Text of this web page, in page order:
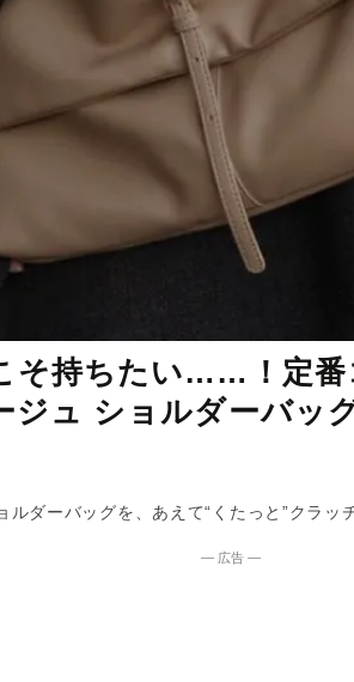
そ持ちたい……！定番
ジュ ショルダーバッグ
ルダーバッグを、あえて“くたっと”クラッ
― 広告 ―